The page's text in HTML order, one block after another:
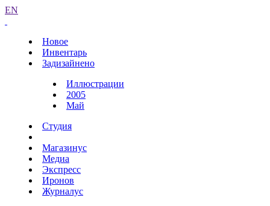
EN
Новое
Инвентарь
Задизайнено
Иллюстрации
2005
Май
Студия
Магазинус
Медиа
Экспресс
Иронов
Журналус